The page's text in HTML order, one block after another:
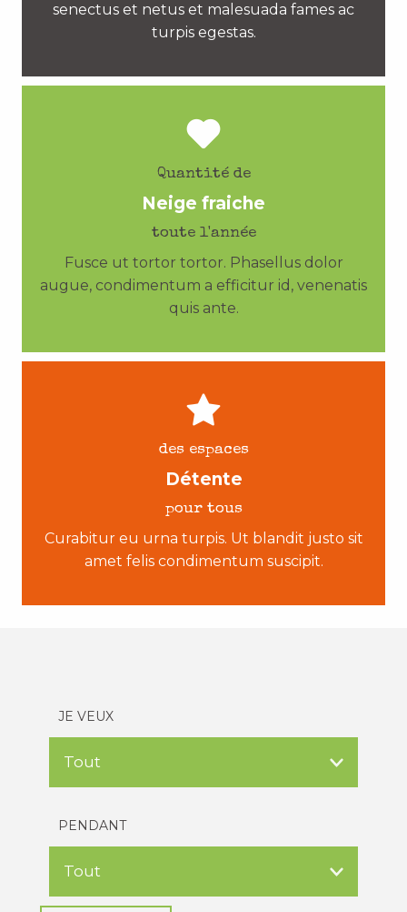
senectus et netus et malesuada fames ac
turpis egestas.
Quantité de
Neige fraiche
toute l'année
Fusce ut tortor tortor. Phasellus dolor
augue, condimentum a efficitur id, venenatis
quis ante.
des espaces
Détente
pour tous
Curabitur eu urna turpis. Ut blandit justo sit
amet felis condimentum suscipit.
JE VEUX
PENDANT